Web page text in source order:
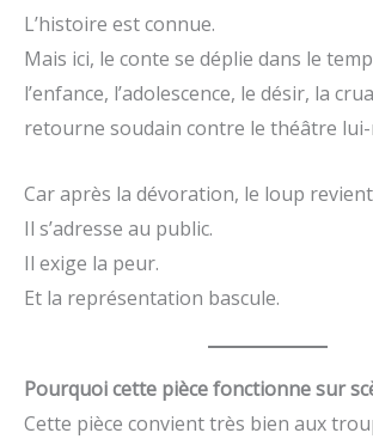
L’histoire est connue.
Mais ici, le conte se déplie dans le
l’enfance, l’adolescence, le désir, la
retourne soudain contre le théâtre lui-
Car après la dévoration, le loup
Il s’adresse au public.
Il exige la peur.
Et la représentation bascule.
Pourquoi cette pièce fonctionne sur
Cette pièce convient très bien aux